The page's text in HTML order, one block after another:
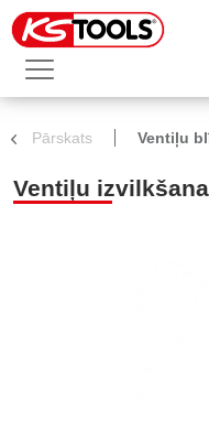
Pārskats Ventiļu
Ventiļu